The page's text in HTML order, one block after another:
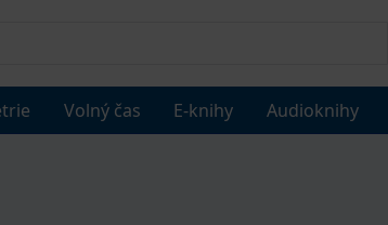
Volný čas E-knihy Audioknihy